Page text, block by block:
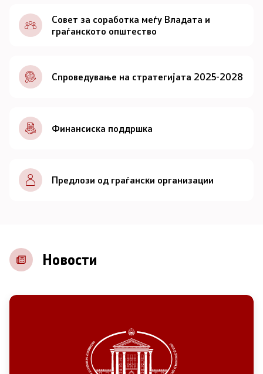
Документи
Совет
За советот
Документи
Записници и дневни редови од седниците на
Советот
Контакт
Основање на здружение
Совет за соработка меѓу Владата и
граѓанското општество
Спроведување на стратегијата 2025-2028
Финансиска поддршка
Предлози од граѓански организации
Новости